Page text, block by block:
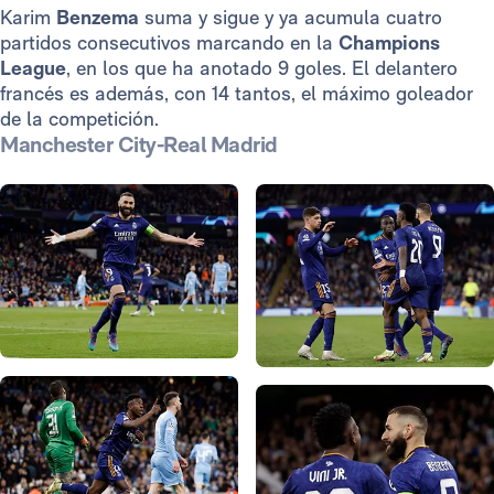
Karim Benzema suma y sigue y ya acumula cuatro
partidos consecutivos marcando en la Champions
League, en los que ha anotado 9 goles. El delantero
francés es además, con 14 tantos, el máximo goleador
de la competición.
Manchester City-Real Madrid